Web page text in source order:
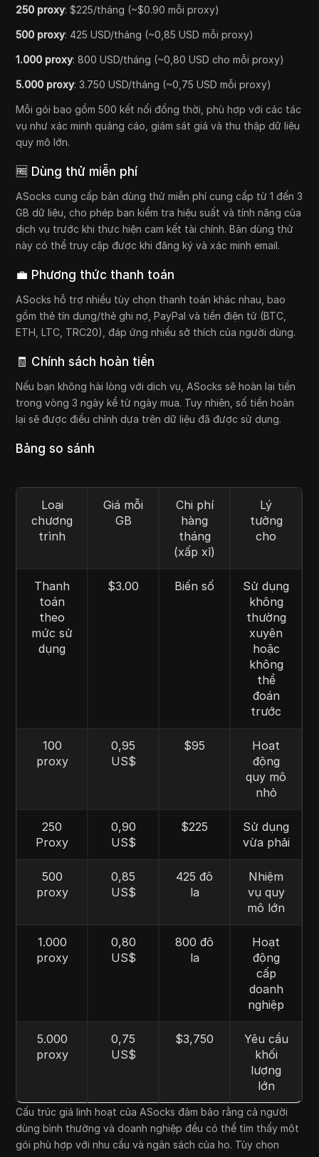
250 proxy: $225/tháng (~$0.90 mỗi proxy)
500 proxy: 425 USD/tháng (~0,85 USD mỗi proxy)
1.000 proxy: 800 USD/tháng (~0,80 USD cho mỗi proxy)
5.000 proxy: 3.750 USD/tháng (~0,75 USD mỗi proxy)
Mỗi gói bao gồm 500 kết nối đồng thời, phù hợp với các tác
vụ như xác minh quảng cáo, giám sát giá và thu thập dữ liệu
quy mô lớn.
🆓 Dùng thử miễn phí
ASocks cung cấp bản dùng thử miễn phí cung cấp từ 1 đến 3
GB dữ liệu, cho phép bạn kiểm tra hiệu suất và tính năng của
dịch vụ trước khi thực hiện cam kết tài chính. Bản dùng thử
này có thể truy cập được khi đăng ký và xác minh email.
💼 Phương thức thanh toán
ASocks hỗ trợ nhiều tùy chọn thanh toán khác nhau, bao
gồm thẻ tín dụng/thẻ ghi nợ, PayPal và tiền điện tử (BTC,
ETH, LTC, TRC20), đáp ứng nhiều sở thích của người dùng.
🧾 Chính sách hoàn tiền
Nếu bạn không hài lòng với dịch vụ, ASocks sẽ hoàn lại tiền
trong vòng 3 ngày kể từ ngày mua. Tuy nhiên, số tiền hoàn
lại sẽ được điều chỉnh dựa trên dữ liệu đã được sử dụng.
Bảng so sánh
Loại
chương
trình
Giá mỗi
GB
Chi phí
hàng
tháng
(xấp xỉ)
Lý
tưởng
cho
Thanh
toán
theo
mức sử
dụng
$3.00 Biến số
Sử dụng
không
thường
xuyên
hoặc
không
thể
đoán
trước
100
proxy
0,95
US$
$95
Hoạt
động
quy mô
nhỏ
250
Proxy
0,90
US$
$225
Sử dụng
vừa phải
500
proxy
0,85
US$
425 đô
la
Nhiệm
vụ quy
mô lớn
1.000
proxy
0,80
US$
800 đô
la
Hoạt
động
cấp
doanh
nghiệp
5.000
proxy
0,75
US$
$3,750
Yêu cầu
khối
lượng
lớn
Cấu trúc giá linh hoạt của ASocks đảm bảo rằng cả người
dùng bình thường và doanh nghiệp đều có thể tìm thấy một
gói phù hợp với nhu cầu và ngân sách của họ. Tùy chọn